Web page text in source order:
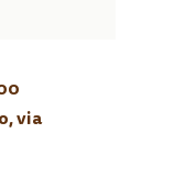
via